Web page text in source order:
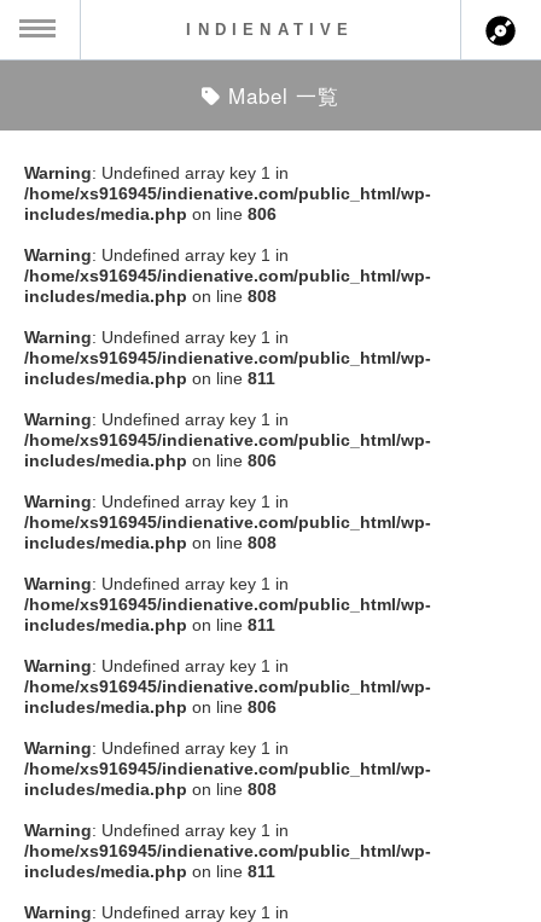
ス情報
ト情報
アーティスト
ション
ト
クト
SOCIAL
Facebook
instagram
Tumblr
INDIENATIVE
Mabel 一覧
Warning: Undefined array key 1 in
/home/xs916945/indienative.com/public_html/wp-
includes/media.php on line 806
Warning: Undefined array key 1 in
/home/xs916945/indienative.com/public_html/wp-
includes/media.php on line 808
Warning: Undefined array key 1 in
/home/xs916945/indienative.com/public_html/wp-
includes/media.php on line 811
Warning: Undefined array key 1 in
/home/xs916945/indienative.com/public_html/wp-
includes/media.php on line 806
Warning: Undefined array key 1 in
/home/xs916945/indienative.com/public_html/wp-
includes/media.php on line 808
Warning: Undefined array key 1 in
/home/xs916945/indienative.com/public_html/wp-
includes/media.php on line 811
Warning: Undefined array key 1 in
/home/xs916945/indienative.com/public_html/wp-
includes/media.php on line 806
Warning: Undefined array key 1 in
/home/xs916945/indienative.com/public_html/wp-
includes/media.php on line 808
Warning: Undefined array key 1 in
/home/xs916945/indienative.com/public_html/wp-
includes/media.php on line 811
Warning: Undefined array key 1 in